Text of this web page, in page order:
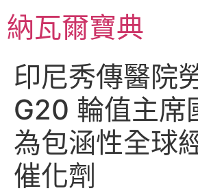
至
主納瓦爾寶典
印尼秀傳醫院
G20 輪值主席
為包涵性全球
催化劑